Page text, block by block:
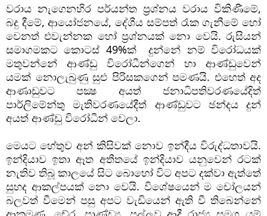
වරාය නැගෙනහිර පර්යන්ත ප්‍රශ්නය වරාය විකිණීමේ,
බදු දීමේ, ආයෝජනයේ, දේශීය සම්පත් රැක ගැනීමේ හෝ
වෙනත් එවැන්නක හෝ ප්‍රශ්නයක් නො වෙයි. රුසියන්
සමාගමකට කොටස් 49%ක්  දුන්නේ නම් විරෝධයක්
මතුවන්නේ ආණ්ඩු විරෝධීන්ගෙන් හා ආණ්ඩුවෙන්
යමක් නොලැබුණු සුළු පිරිසකගෙන් පමණයි. එහෙත් අද
ආණාඩුවට පක්‍ෂ අයත් ජනාධිපතිවරණයේදිත්
පාර්ලිමේන්තු මැතිවරණයේදීත් ආණ්ඩුවට ඡන්දය දුන්
අයත් ආණ්ඩු විරෝධීන් වෙලා.
මෙයට හේතුව අන් කිසිවක් නොව ඉන්දීය විරුද්ධතාවයි.
ඉන්දියාව ඉතා ඈත අතීතයේ ඉන්දියාව යනුවෙන් රටක්
නැතිව තිබූ කාලයේ සිට බොහෝ විට අපට දක්වා ඇත්තේ
සුහද ආකල්පයක් නො වෙයි. විශේෂයෙන් ම චෝලයන්
බලවත් වීමෙන් පසු අපට වැඩියෙන් ඇති වී තිබෙන්නේ